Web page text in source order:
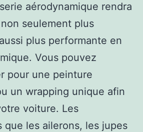
aérodynamique rendra
seulement plus
plus performante en
Vous pouvez
pour une peinture
un wrapping unique afin
voiture. Les
que les ailerons, les jupes